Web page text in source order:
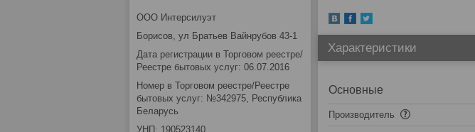
Характеристики
Основные
Производитель
OOO Интерсилуэт
Борисов, ул Братьев Вайнрубов 43-1
Дата регистрации в Торговом реестре/
Реестре бытовых услуг: 06.07.2016
Номер в Торговом реестре/Реестре
бытовых услуг: №342975, Республика
Беларусь
УНП: 190523140